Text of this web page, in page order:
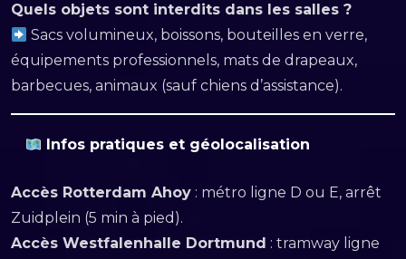
Quels objets sont interdits dans les salles ?
Sacs volumineux, boissons, bouteilles en verre,
équipements professionnels, mats de drapeaux,
barbecues, animaux (sauf chiens d’assistance).
Infos pratiques et géolocalisation
Accès Rotterdam Ahoy : métro ligne D ou E, arrêt
Zuidplein (5 min à pied).
Accès Westfalenhalle Dortmund : tramway ligne